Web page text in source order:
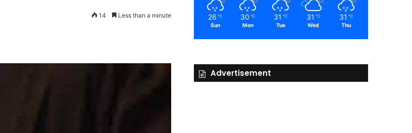
14 Less than a minute 26 ℃
Sun
30 ℃
Mon
31 ℃
Tue
31 ℃
Wed
31 ℃
Thu
Advertisement